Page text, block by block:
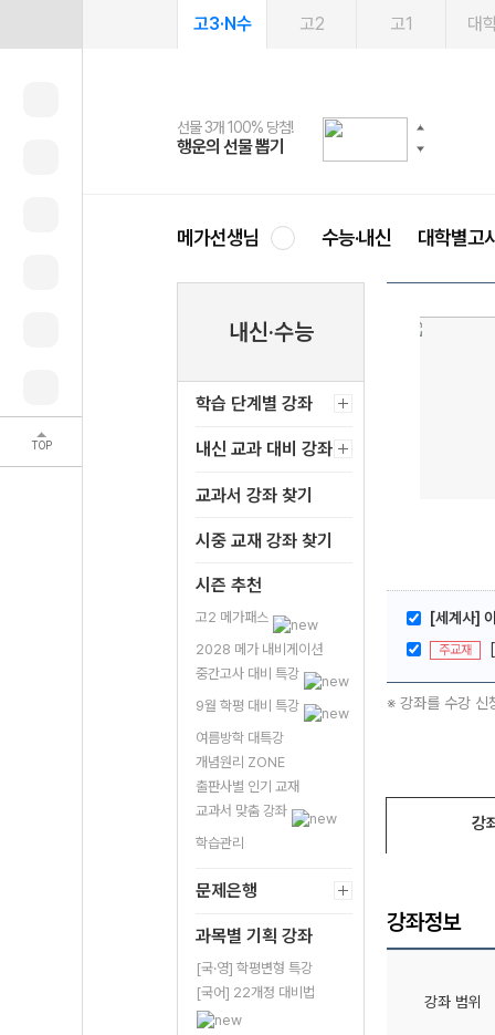
TOP
고3·N수 고2 고1 대
선물 3개 100% 당첨!
행운의 선물 뽑기
선물 100% 증정!
메가스터디 X 올리브
여름방학 스터디 캐시백
메가런 썸머스쿨
2027 러셀 단과
강사 공개선발
스마트러닝앱
설문 EVENT
메가패스
3일 무료 체험권
메가패스 수강생 무료혜택!
메가클럽 멤버십
사회공헌 캠페인
희망이룸 메가나눔
메가선생님 수능·내신 대학별고
내신·수능
학습 단계별 강좌
내신 교과 대비 강좌
교과서 강좌 찾기
시중 교재 강좌 찾기
시즌 추천
고2 메가패스
2028 메가 내비게이션
중간고사 대비 특강
9월 학평 대비 특강
여름방학 대특강
개념원리 ZONE
출판사별 인기 교재
교과서 맞춤 강좌
학습관리
문제은행
과목별 기획 강좌
[국·영] 학평변형 특강
[국어] 22개정 대비법
[세계사]
주교재
※ 강좌를 수강 신
강
강좌정보
강좌 범위